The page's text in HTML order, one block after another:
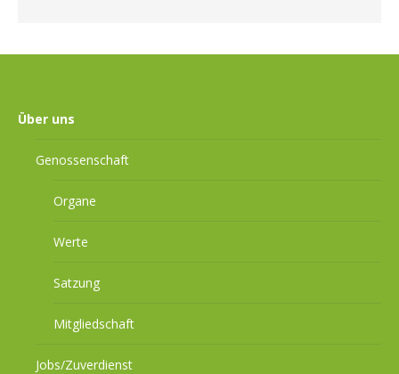
Über uns
Genossenschaft
Organe
Werte
Satzung
Mitgliedschaft
Jobs/Zuverdienst